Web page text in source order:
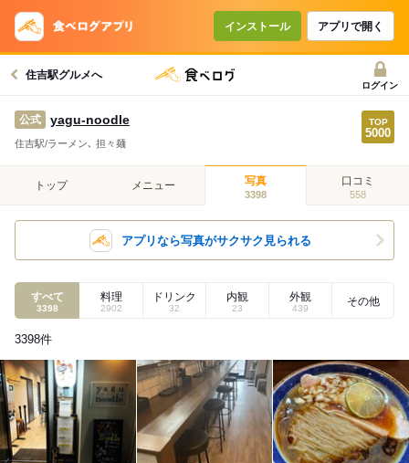
インストール アプリで開く
住吉駅グルメへ
ログイン
公式 yagu-noodle
住吉駅/ラーメン､ 担々麺
トップ メニュー 写真
3398
口コミ
558
アプリなら写真がサクサク見られる
すべて
3398
料理
2902
ドリンク
32
内観
23
外観
439
その他
3398件